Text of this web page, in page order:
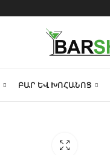
ԲԱՐ ԵՎ ԽՈՀԱՆՈՑ